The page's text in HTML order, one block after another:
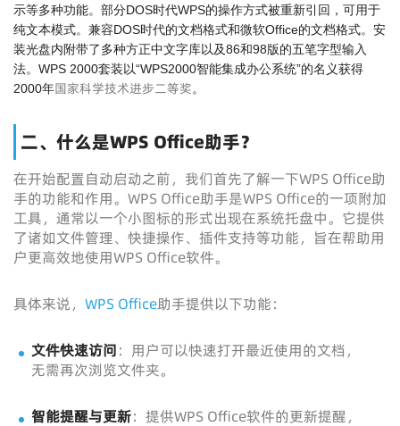
示等多种功能。部分DOS时代WPS的操作方式被重新引回，可用于
纯文本模式。兼容DOS时代的文档格式和微软Office的文档格式。安
装光盘内附带了多种方正中文字库以及86和98版的五笔字型输入
法。WPS 2000套装以“WPS2000智能集成办公系统”的名义获得
2000年国家科学技术进步二等奖。
二、什么是WPS Office助手？
在开始配置自动启动之前，我们首先了解一下WPS Office助
手的功能和作用。WPS Office助手是WPS Office的一项附加
工具，通常以一个小图标的形式出现在系统托盘中。它提供
了诸如文件管理、快捷操作、插件支持等功能，旨在帮助用
户更高效地使用WPS Office软件。
具体来说， WPS Office助手提供以下功能：
文件快速访问：用户可以快速打开最近使用的文档，
无需再次浏览文件夹。
智能提醒与更新：提供WPS Office软件的更新提醒，